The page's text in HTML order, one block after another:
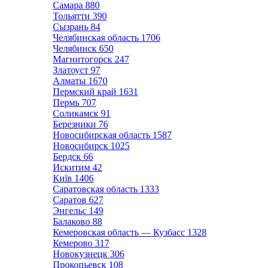
Самара 880
Тольятти 390
Сызрань 84
Челябинская область 1706
Челябинск 650
Магнитогорск 247
Златоуст 97
Алматы 1670
Пермский край 1631
Пермь 707
Соликамск 91
Березники 76
Новосибирская область 1587
Новосибирск 1025
Бердск 66
Искитим 42
Київ 1406
Саратовская область 1333
Саратов 627
Энгельс 149
Балаково 88
Кемеровская область — Кузбасс 1328
Кемерово 317
Новокузнецк 306
Прокопьевск 108